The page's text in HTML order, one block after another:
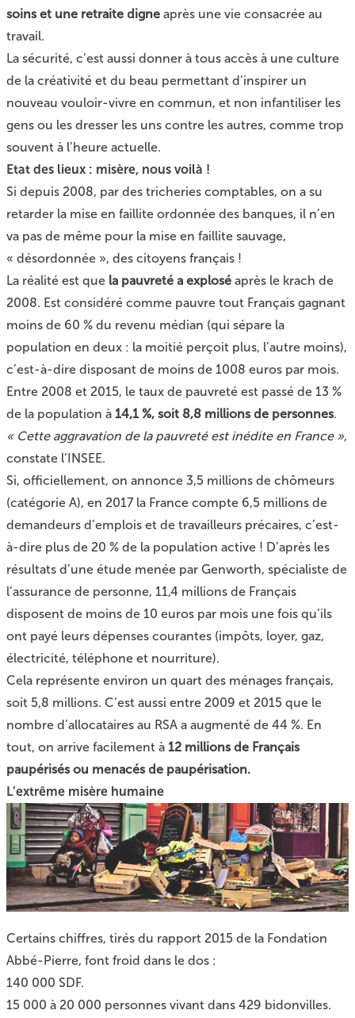
soins et une retraite digne après une vie consacrée au
travail.
La sécurité, c’est aussi donner à tous accès à une culture
de la créativité et du beau permettant d’inspirer un
nouveau vouloir-vivre en commun, et non infantiliser les
gens ou les dresser les uns contre les autres, comme trop
souvent à l’heure actuelle.
Etat des lieux : misère, nous voilà !
Si depuis 2008, par des tricheries comptables, on a su
retarder la mise en faillite ordonnée des banques, il n’en
va pas de même pour la mise en faillite sauvage,
« désordonnée », des citoyens français !
La réalité est que la pauvreté a explosé après le krach de
2008. Est considéré comme pauvre tout Français gagnant
moins de 60 % du revenu médian (qui sépare la
population en deux : la moitié perçoit plus, l’autre moins),
c’est-à-dire disposant de moins de 1008 euros par mois.
Entre 2008 et 2015, le taux de pauvreté est passé de 13 %
de la population à 14,1 %, soit 8,8 millions de personnes.
« Cette aggravation de la pauvreté est inédite en France »,
constate l’INSEE.
Si, officiellement, on annonce 3,5 millions de chômeurs
(catégorie A), en 2017 la France compte 6,5 millions de
demandeurs d’emplois et de travailleurs précaires, c’est-
à-dire plus de 20 % de la population active ! D’après les
résultats d’une étude menée par Genworth, spécialiste de
l’assurance de personne, 11,4 millions de Français
disposent de moins de 10 euros par mois une fois qu’ils
ont payé leurs dépenses courantes (impôts, loyer, gaz,
électricité, téléphone et nourriture).
Cela représente environ un quart des ménages français,
soit 5,8 millions. C’est aussi entre 2009 et 2015 que le
nombre d’allocataires au RSA a augmenté de 44 %. En
tout, on arrive facilement à 12 millions de Français
paupérisés ou menacés de paupérisation.
L’extrême misère humaine
Certains chiffres, tirés du rapport 2015 de la Fondation
Abbé-Pierre, font froid dans le dos :
140 000 SDF.
15 000 à 20 000 personnes vivant dans 429 bidonvilles.